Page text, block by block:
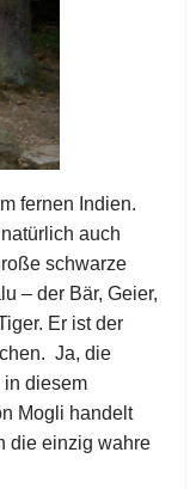
fernen Indien.
auch
schwarze
– der Bär, Geier,
Er ist der
Ja, die
in diesem
Mogli handelt
die einzig wahre